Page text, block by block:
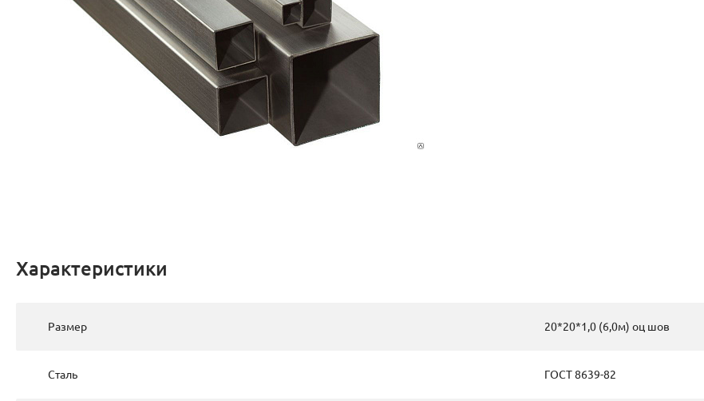
Характеристики
Размер 20*20*1,0 (6,0м) оц шов
Сталь ГОСТ 8639-82